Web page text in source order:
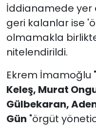
İddianamede yer
geri kalanlar ise
olmamakla
nitelendirildi.
Ekrem İmamoğlu
Keleş, Murat
Gülbekaran,
Gün "örgüt